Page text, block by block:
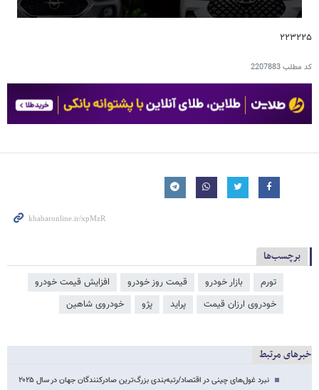
۲۲۳۲۲۵
کد مطلب2207883
برچسب‌ها
تورم بازار خودرو قیمت روز خودرو
افزایش قیمت خودرو
خودروی ارزان قیمت
پراید پژو خودروی شاهین
خبرهای مرتبط
نبرد غول‌های چینی در اقتصاد/رتبه‌بندی بزرگ‌ترین صادرکنندگان جهان در سال ۲۰۲۵